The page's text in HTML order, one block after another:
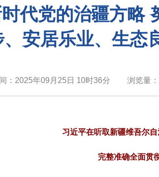
代党的治疆方略
安居乐业、生态
： 2025年09月25日 10时36分 浏览量：
习近平在听取新疆维吾尔
完整准确全面贯